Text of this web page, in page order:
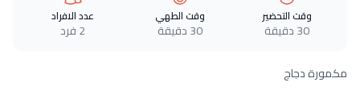
وقت التحضير
30 دقيقة
وقت الطهي
30 دقيقة
عدد الافراد
2 فرد
مكمورة دجاج